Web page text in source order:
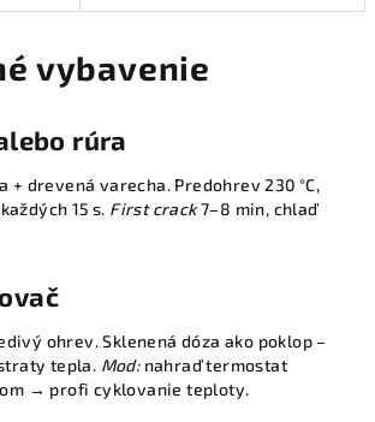
vybavenie
rúra
+ drevená varecha. Predohrev 230 °C,
15 s. First crack7–8 min, chlaď
ohrev. Sklenená dóza ako poklop –
tepla. Mod:nahraď termostat
→ profi cyklovanie teploty.